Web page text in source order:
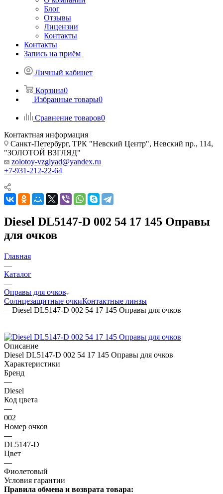
Блог
Отзывы
Лицензии
Контакты
Контакты
Запись на приём
Личный кабинет
Корзина0
Избранные товары0
Сравнение товаров0
Контактная информация
Санкт-Петербург, ТРК "Невский Центр", Невский пр., 114,
"ЗОЛОТОЙ ВЗГЛЯД"
zolotoy-vzglyad@yandex.ru
+7-931-212-22-64
Diesel DL5147-D 002 54 17 145 Оправы
для очков
Главная
—
Каталог
—
Оправы для очков
Солнцезащитные очкиКонтактные линзы
—Diesel DL5147-D 002 54 17 145 Оправы для очков
Описание
Diesel DL5147-D 002 54 17 145 Оправы для очков
Характеристики
Бренд
—
Diesel
Код цвета
—
002
Номер очков
—
DL5147-D
Цвет
—
Фиолетовый
Условия гарантии
Правила обмена и возврата товара: